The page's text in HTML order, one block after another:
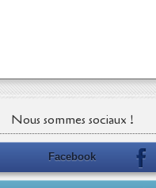
Nous sommes sociaux !
Facebook